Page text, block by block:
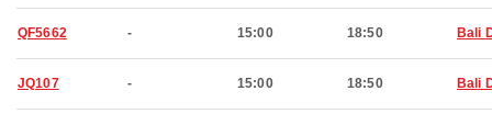
QF5662 - 15:00 18:50 Bali
JQ107 - 15:00 18:50 Bali